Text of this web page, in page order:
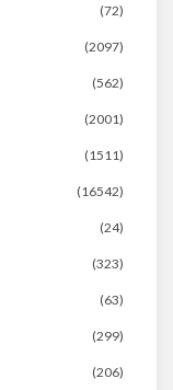
(72)
(2097)
(562)
(2001)
(1511)
(16542)
(24)
(323)
(63)
(299)
(206)